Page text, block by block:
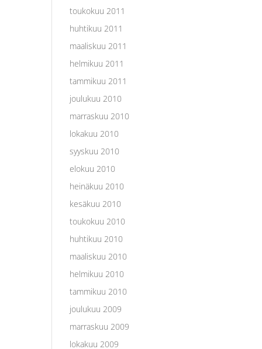
toukokuu 2011
huhtikuu 2011
maaliskuu 2011
helmikuu 2011
tammikuu 2011
joulukuu 2010
marraskuu 2010
lokakuu 2010
syyskuu 2010
elokuu 2010
heinäkuu 2010
kesäkuu 2010
toukokuu 2010
huhtikuu 2010
maaliskuu 2010
helmikuu 2010
tammikuu 2010
joulukuu 2009
marraskuu 2009
lokakuu 2009